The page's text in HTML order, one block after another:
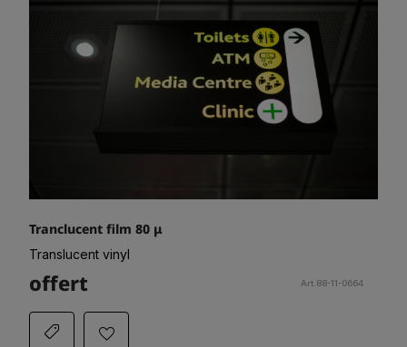
Tranclucent film 80 μ
Translucent vinyl
offert Art.88-11-0664